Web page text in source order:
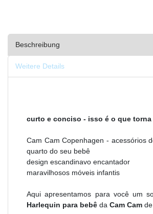
Beschreibung
Weitere Details
curto e conciso - isso é o que torna
Cam Cam Copenhagen - acessórios
quarto do seu bebê
design escandinavo encantador
maravilhosos móveis infantis
Aqui apresentamos para você um
Harlequin para bebê da Cam Cam